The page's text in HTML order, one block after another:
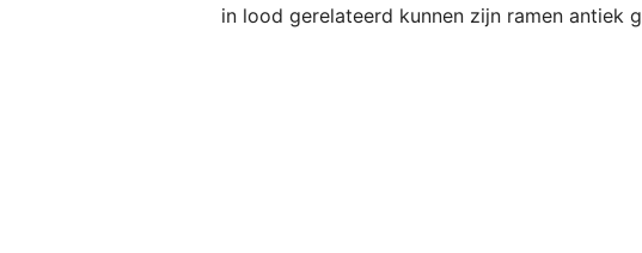
in lood gerelateerd kunnen zijn ramen antiek